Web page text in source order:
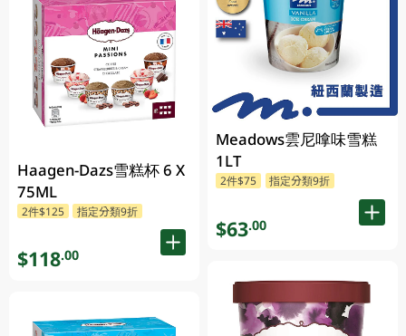
Haagen-Dazs雪糕杯 6 X
75ML
2件$125 指定分類9折
$118.00
Meadows雲尼嗱味雪糕
1LT
2件$75 指定分類9折
$63.00